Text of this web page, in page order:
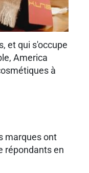
et qui s'occupe
America
à
marques ont
répondants en